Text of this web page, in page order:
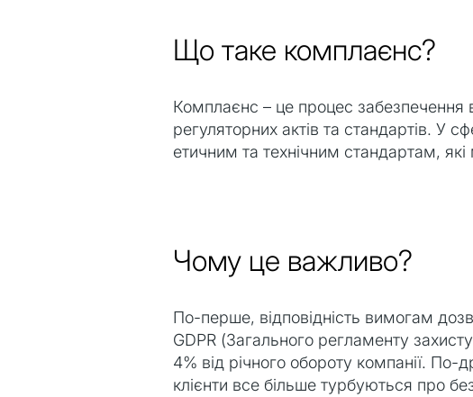
Що таке комплаєнс?
Комплаєнс – це процес забезпечення
регуляторних актів та стандартів. У
етичним та технічним стандартам,
Чому це важливо?
По-перше, відповідність вимогам
GDPR (Загального регламенту
4% від річного обороту компанії. По-
клієнти все більше турбуються про